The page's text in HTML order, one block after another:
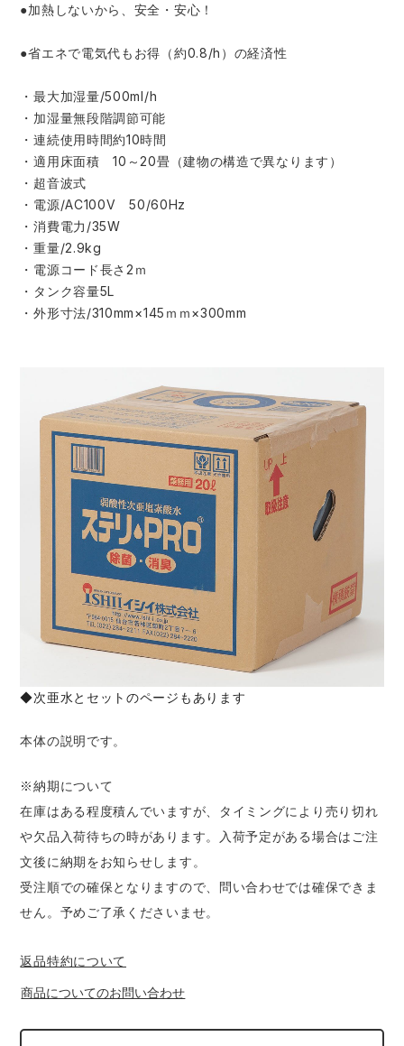
●加熱しないから、安全・安心！
●省エネで電気代もお得（約0.8/h）の経済性
・最大加湿量/500ml/h
・加湿量無段階調節可能
・連続使用時間約10時間
・適用床面積 10～20畳（建物の構造で異なります）
・超音波式
・電源/AC100V 50/60Hz
・消費電力/35W
・重量/2.9kg
・電源コード長さ2ｍ
・タンク容量5L
・外形寸法/310mm×145ｍｍ×300mm
◆次亜水とセットのページもあります
本体の説明です。
※納期について
在庫はある程度積んでいますが、タイミングにより売り切れ
や欠品入荷待ちの時があります。入荷予定がある場合はご注
文後に納期をお知らせします。
受注順での確保となりますので、問い合わせでは確保できま
せん。予めご了承くださいませ。
返品特約について
商品についてのお問い合わせ